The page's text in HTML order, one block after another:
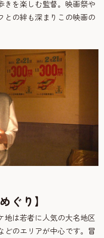
きを楽しむ監督。映画祭や
との絆も深まりこの映画の
ぐり】
地は若者に人気の大名地区
どのエリアが中心です。冒